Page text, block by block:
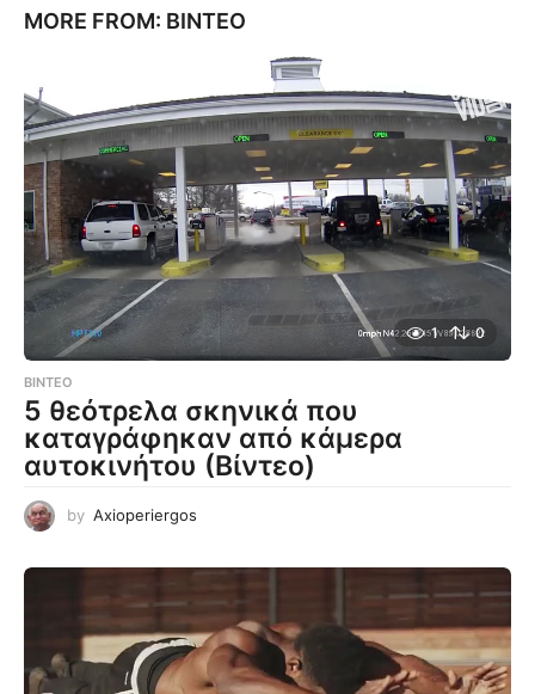
MORE FROM: ΒΊΝΤΕΟ
1 0
ΒΊΝΤΕΟ
5 θεότρελα σκηνικά που
καταγράφηκαν από κάμερα
αυτοκινήτου (Βίντεο)
by Axioperiergos